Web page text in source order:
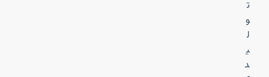
ت
و
ل
ی
د